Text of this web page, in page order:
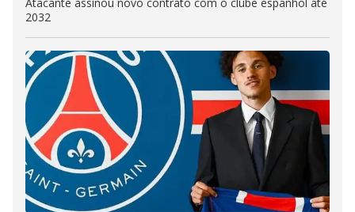
Atacante assinou novo contrato com o clube espanhol até
2032